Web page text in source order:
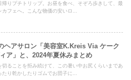
帰りプチトリップ。お昼を食べ、そぞろ歩きして、最
カフェへ。こんな物価の安いロ...
ヘアサロン「美容室K.Kreis Via ケーク
ア」と、2024年夏休みまとめ
切ることを拒み続けて、この暑い中お尻くらいまであ
たり乾かしたりゴムでお団子に...